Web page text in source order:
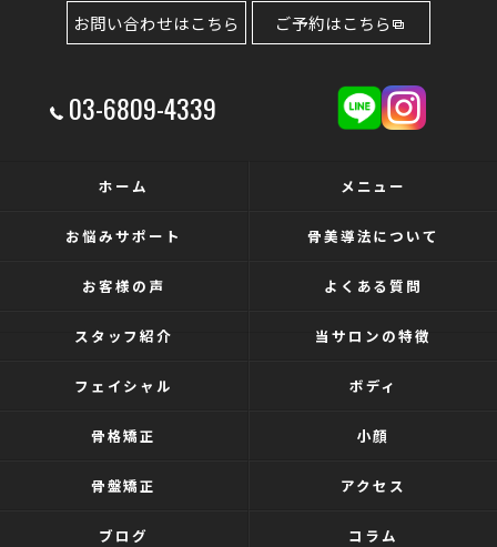
03-6809-4339
お問い合わせはこちら ご予約はこちら
ホーム メニュー
お悩みサポート 骨美導法について
お客様の声 よくある質問
スタッフ紹介 当サロンの特徴
フェイシャル ボディ
骨格矯正 小顔
骨盤矯正 アクセス
ブログ コラム